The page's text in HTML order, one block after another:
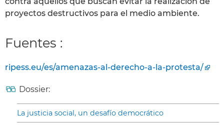
proyectos destructivos para el medio ambiente.
Fuentes :
ripess.eu/es/amenazas-al-derecho-a-la-protesta/
Dossier:
La justicia social, un desafío democrático